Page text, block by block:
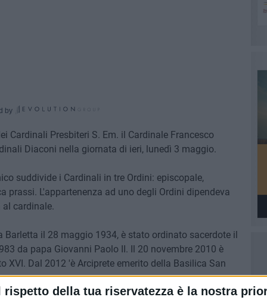
rispetto della tua riservatezza è la nostra
by
Cardinali Presbiteri S. Em. il Cardinale Francesco
Diaconi nella giornata di ieri, lunedì 3 maggio.
suddivide i Cardinali in tre Ordini: episcopale,
prassi. L'appartenenza ad uno degli Ordini dipendeva
cardinale.
Barletta il 28 maggio 1934, è stato ordinato sacerdote il
da papa Giovanni Paolo II. Il 20 novembre 2010 è
XVI. Dal 2012 'è Arciprete emerito della Basilica San